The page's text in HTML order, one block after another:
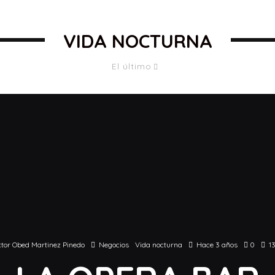
VIDA NOCTURNA
El último
Obed Martinez Pinedo Negocios Vida nocturna Hace 3 años 0